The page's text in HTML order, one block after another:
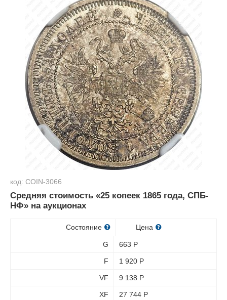
код: COIN-3066
Средняя стоимость «25 копеек 1865 года, СПБ-
НФ» на аукционах
Состояние Цена
G 663 Р
F 1 920 Р
VF 9 138 Р
XF 27 744 Р